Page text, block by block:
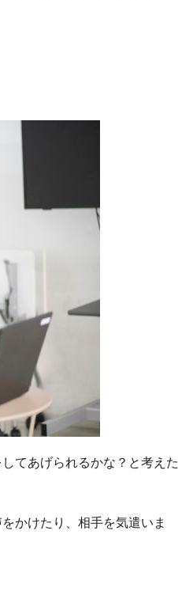
てあげられるかな？と考えた
かけたり、相手を気遣いま